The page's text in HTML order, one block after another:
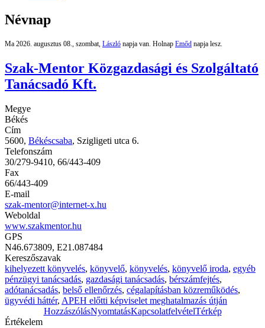
Névnap
Ma 2026. augusztus 08., szombat, László napja van. Holnap Emőd napja lesz.
Szak-Mentor Közgazdasági és Szolgáltató
Tanácsadó Kft.
Megye
Békés
Cím
5600, Békéscsaba, Szigligeti utca 6.
Telefonszám
30/279-9410, 66/443-409
Fax
66/443-409
E-mail
szak-mentor@internet-x.hu
Weboldal
www.szakmentor.hu
GPS
N46.673809, E21.087484
Kereszőszavak
kihelyezett könyvelés, könyvelő, könyvelés, könyvelő iroda, egyéb
pénzügyi tanácsadás, gazdasági tanácsadás, bérszámfejtés,
adótanácsadás, belső ellenőrzés, cégalapításban közreműködés,
ügyvédi háttér, APEH előtti képviselet meghatalmazás útján
HozzászólásNyomtatásKapcsolatfelvételTérkép
Értékelem